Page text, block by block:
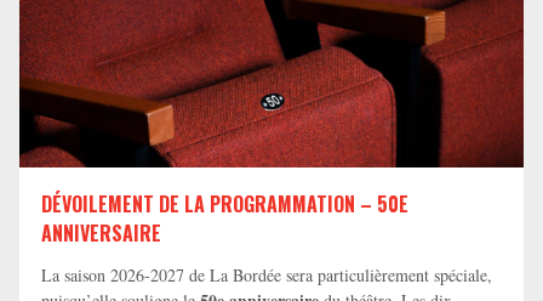
DÉVOILEMENT DE LA PROGRAMMATION – 50E
ANNIVERSAIRE
La saison 2026-2027 de La Bordée sera particulièrement spéciale,